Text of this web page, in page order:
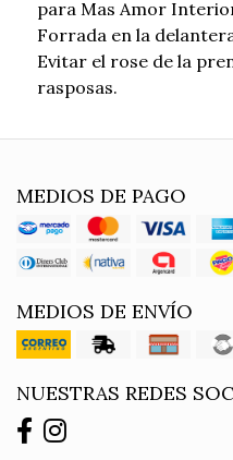
para Mas Amor
Forrada en la
Evitar el rose de la
rasposas.
MEDIOS DE PAGO
MEDIOS DE ENVÍO
NUESTRAS REDES